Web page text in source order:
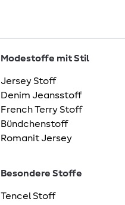
Modestoffe mit Stil
Jersey Stoff
Denim Jeansstoff
French Terry Stoff
Bündchenstoff
Romanit Jersey
Besondere Stoffe
Tencel Stoff